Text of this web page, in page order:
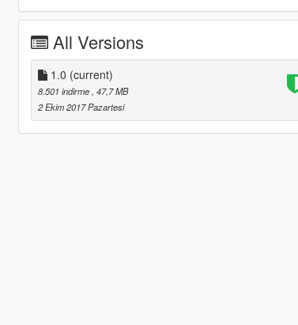
All Versions
1.0 (current)
8.501 indirme, 47,7 MB
2 Ekim 2017 Pazartesi